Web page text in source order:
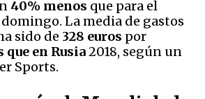
40% menos que para el
La media de gastos
sido de 328 euros por
que en Rusia2018, según un
Sports.